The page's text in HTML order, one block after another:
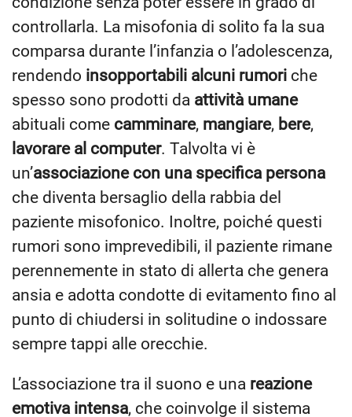
controllarla. La misofonia di solito fa la sua
comparsa durante l’infanzia o l’adolescenza,
rendendo insopportabili alcuni rumori che
spesso sono prodotti da attività umane
abituali come camminare, mangiare, bere,
lavorare al computer. Talvolta vi è
un’associazione con una specifica persona
che diventa bersaglio della rabbia del
paziente misofonico. Inoltre, poiché questi
rumori sono imprevedibili, il paziente rimane
perennemente in stato di allerta che genera
ansia e adotta condotte di evitamento fino al
punto di chiudersi in solitudine o indossare
sempre tappi alle orecchie.
L’associazione tra il suono e una reazione
emotiva intensa, che coinvolge il sistema